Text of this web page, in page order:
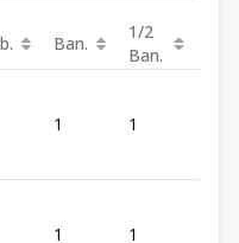
Ban.
1/2
Ban.
1 1
1 1